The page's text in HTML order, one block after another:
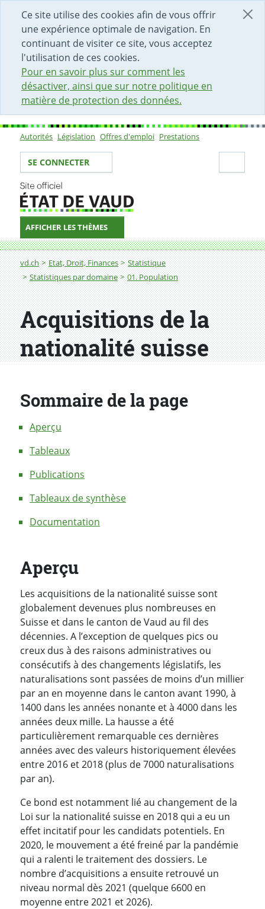
Ce site utilise des cookies afin de vous offrir
une expérience optimale de navigation. En
continuant de visiter ce site, vous acceptez
l'utilisation de ces cookies.
Pour en savoir plus sur comment les
désactiver, ainsi que sur notre politique en
matière de protection des données.
DÉBUT DU CONTENU DE LA PAGE
ACCÈS AU CHAMP DE RECHERCHE
PAGE D'ACCUEIL
FORMULAIRE DE CONTACT
Sous-navigation
Autorités Législation Offres d'emploi Prestations
Votre identité
SE CONNECTER
AFFICHER LES THÈMES
Fil d'Ariane
vd.ch Etat, Droit, Finances
Statistique
Statistiques par domaine
01. Population
Acquisitions de la nationalité suisse
Acquisitions de la
nationalité suisse
Sommaire de la page
Aperçu
Tableaux
Publications
Tableaux de synthèse
Documentation
Aperçu
Les acquisitions de la nationalité suisse sont
globalement devenues plus nombreuses en
Suisse et dans le canton de Vaud au fil des
décennies. A l’exception de quelques pics ou
creux dus à des raisons administratives ou
consécutifs à des changements législatifs, les
naturalisations sont passées de moins d’un millier
par an en moyenne dans le canton avant 1990, à
1400 dans les années nonante et à 4000 dans les
années deux mille. La hausse a été
particulièrement remarquable ces dernières
années avec des valeurs historiquement élevées
entre 2016 et 2018 (plus de 7000 naturalisations
par an).
Ce bond est notamment lié au changement de la
Loi sur la nationalité suisse en 2018 qui a eu un
effet incitatif pour les candidats potentiels. En
2020, le mouvement a été freiné par la pandémie
qui a ralenti le traitement des dossiers. Le
nombre d’acquisitions a ensuite retrouvé un
niveau normal dès 2021 (quelque 6600 en
moyenne entre 2021 et 2026).